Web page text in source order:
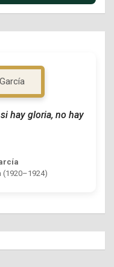
hay gloria, no hay
(1920–1924)